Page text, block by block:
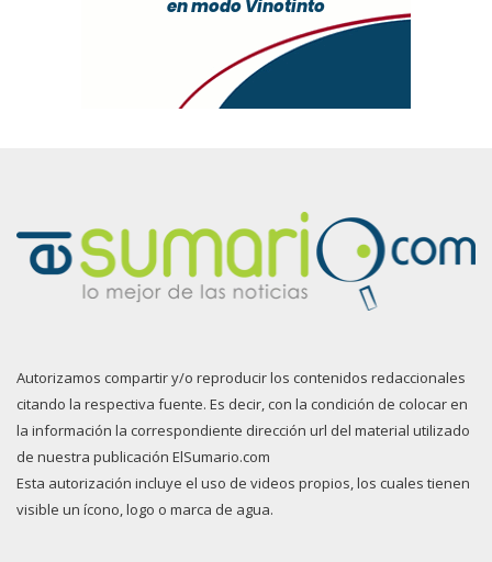
Autorizamos compartir y/o reproducir los contenidos redaccionales
citando la respectiva fuente. Es decir, con la condición de colocar en
la información la correspondiente dirección url del material utilizado
de nuestra publicación ElSumario.com
Esta autorización incluye el uso de videos propios, los cuales tienen
visible un ícono, logo o marca de agua.